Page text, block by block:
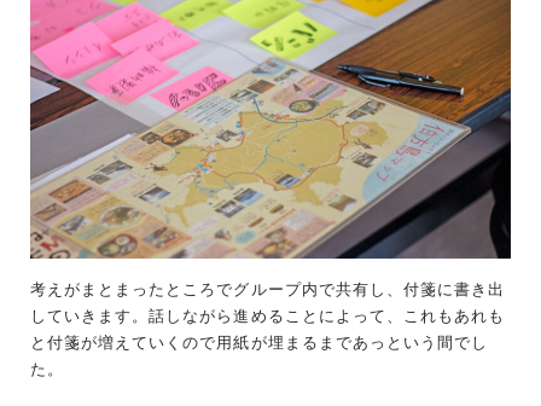
考えがまとまったところでグループ内で共有し、付箋に書き出
していきます。話しながら進めることによって、これもあれも
と付箋が増えていくので用紙が埋まるまであっという間でし
た。